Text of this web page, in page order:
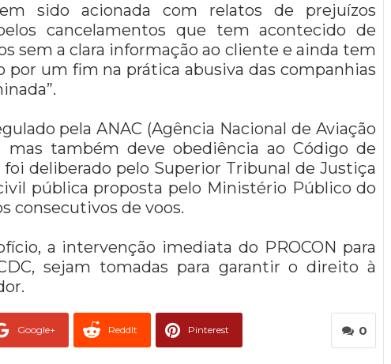
sido acionada com relatos de prejuízos
cancelamentos que tem acontecido de
sem a clara informação ao cliente e ainda tem
um fim na prática abusiva das companhias
pela ANAC (Agência Nacional de Aviação
mas também deve obediência ao Código de
deliberado pelo Superior Tribunal de Justiça
pública proposta pelo Ministério Público do
consecutivos de voos.
a intervenção imediata do PROCON para
sejam tomadas para garantir o direito à
0
Google+ ReddIt Pinterest